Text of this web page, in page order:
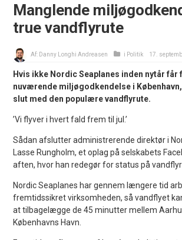
Manglende
true vandflyrute
Af: Danny Longhi Andreasen i Politik 17.
Hvis ikke Nordic Seaplanes inden nytår
nuværende miljøgodkendelse i
slut med den populære vandflyrute.
’Vi flyver i hvert fald frem til jul.’
Sådan afslutter administrerende direktør i
Lasse Rungholm, et oplag på selskabets
aften, hvor han redegør for status på
Nordic Seaplanes har gennem længere tid
fremtidssikret virksomheden, så vandflyet
at tilbagelægge de 45 minutter mellem
Københavns Havn.